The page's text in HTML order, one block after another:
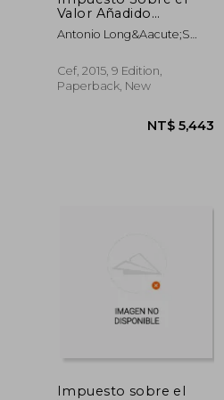
Valor Añadido
Comentarios y Casos
Prácticos (2
Spanish)
Antonio Long&Aacute;S
Cef, 2015, 9 Edition,
Paperback, New
Impuesto sobre el